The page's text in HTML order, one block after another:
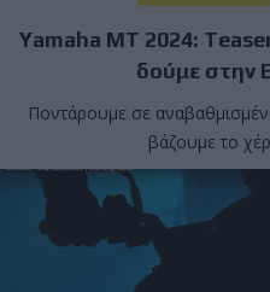
Yamaha MT 2024:
δούμε στην
Ποντάρουμε σε
βάζουμε το